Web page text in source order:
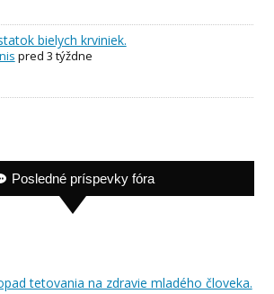
bielych krviniek.
pred 3 týždne
Posledné príspevky fóra
tetovania na zdravie mladého človeka.